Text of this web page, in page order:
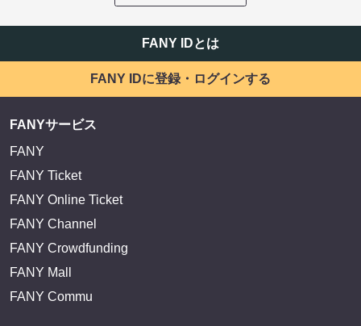
FANY IDとは
FANY IDに登録・ログインする
FANYサービス
FANY
FANY Ticket
FANY Online Ticket
FANY Channel
FANY Crowdfunding
FANY Mall
FANY Commu